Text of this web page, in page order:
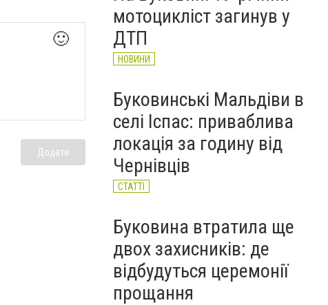
🙂
Додати
мотоцикліст загинув у
ДТП
НОВИНИ
Буковинські Мальдіви в
селі Іспас: приваблива
локація за годину від
Чернівців
СТАТТІ
Буковина втратила ще
двох захисників: де
відбудуться церемонії
прощання